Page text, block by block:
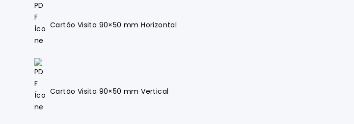
Cartão Visita 90×50 mm Horizontal
Cartão Visita 90×50 mm Vertical